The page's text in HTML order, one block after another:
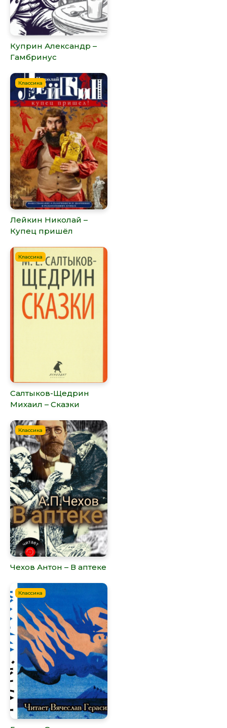
Куприн Александр –
Гамбринус
Классика
Лейкин Николай –
Купец пришёл
Классика
Салтыков-Щедрин
Михаил – Сказки
Классика
Чехов Антон – В аптеке
Классика